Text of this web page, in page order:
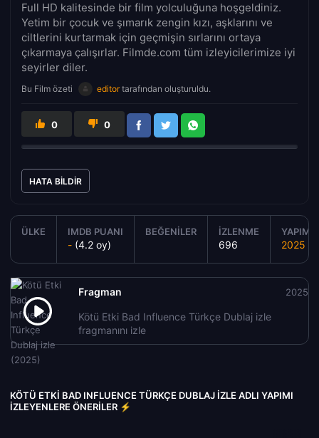
Full HD kalitesinde bir film yolculuğuna hoşgeldiniz.
Yetim bir çocuk ve şımarık zengin kızı, aşklarını ve
ciltlerini kurtarmak için geçmişin sırlarını ortaya
çıkarmaya çalışırlar. Filmde.com tüm izleyicilerimize iyi
seyirler diler.
Bu Film özeti editortarafından oluşturuldu.
0 0
HATA BILDIR
ÜLKE IMDB PUANI
- (4.2 oy)
BEĞENILER İZLENME
696
YAPIM
2025
Fragman
Kötü Etki Bad Influence Türkçe Dublaj izle
fragmanını izle
2025
KÖTÜ ETKI BAD INFLUENCE TÜRKÇE DUBLAJ IZLE ADLI YAPIMI
İZLEYENLERE ÖNERILER ⚡